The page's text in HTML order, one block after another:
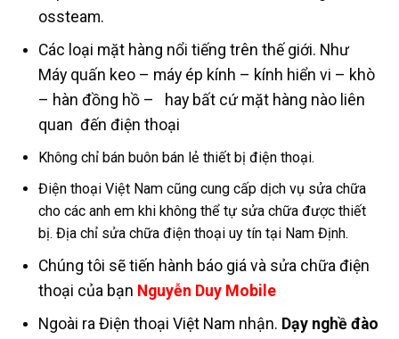
ossteam.
Các loại mặt hàng nổi tiếng trên thế giới. Như
Máy quấn keo – máy ép kính – kính hiển vi – khò
– hàn đồng hồ – hay bất cứ mặt hàng nào liên
quan đến điện thoại
Không chỉ bán buôn bán lẻ thiết bị điện thoại.
Điện thoại Việt Nam cũng cung cấp dịch vụ sửa chữa
cho các anh em khi không thể tự sửa chữa được thiết
bị. Địa chỉ sửa chữa điện thoại uy tín tại Nam Định.
Chúng tôi sẽ tiến hành báo giá và sửa chữa điện
thoại của bạn Nguyễn Duy Mobile
Ngoài ra Điện thoại Việt Nam nhận. Dạy nghề đào